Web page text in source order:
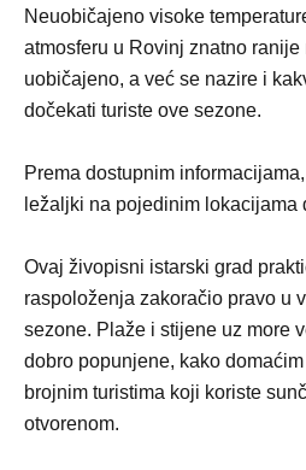
Neuobičajeno visoke
atmosferu u Rovinj znatno ranije
uobičajeno, a već se nazire i
dočekati turiste ove sezone.
Prema dostupnim
ležaljki na pojedinim lokacijama
Ovaj živopisni istarski grad
raspoloženja zakoračio pravo u
sezone. Plaže i stijene uz more
dobro popunjene, kako
brojnim turistima koji koriste
otvorenom.